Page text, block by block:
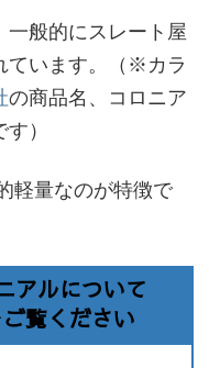
一般的にスレート屋
ています。（※カラ
の商品名、コロニア
）
軽量なのが特徴で
アルについて
覧ください